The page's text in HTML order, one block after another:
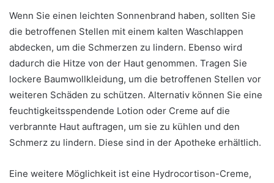
Wenn Sie einen leichten Sonnenbrand haben, sollten Sie
die betroffenen Stellen mit einem kalten Waschlappen
abdecken, um die Schmerzen zu lindern. Ebenso wird
dadurch die Hitze von der Haut genommen. Tragen Sie
lockere Baumwollkleidung, um die betroffenen Stellen vor
weiteren Schäden zu schützen. Alternativ können Sie eine
feuchtigkeitsspendende Lotion oder Creme auf die
verbrannte Haut auftragen, um sie zu kühlen und den
Schmerz zu lindern. Diese sind in der Apotheke erhältlich.
Eine weitere Möglichkeit ist eine Hydrocortison-Creme,